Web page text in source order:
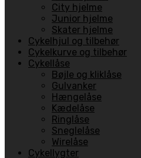
City hjelme
Junior hjelme
Skater hjelme
Cykelhjul og tilbehør
Cykelkurve og tilbehør
Cykellåse
Bøjle og kliklåse
Gulvanker
Hængelåse
Kædelåse
Ringlåse
Sneglelåse
Wirelåse
Cykellygter